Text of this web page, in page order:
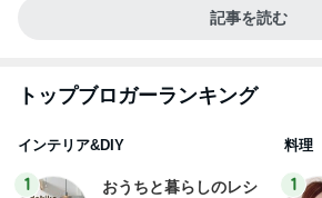
記事を読む
トップブロガーランキング
インテリア&DIY
1
おうちと暮らしのレシ
料理
1